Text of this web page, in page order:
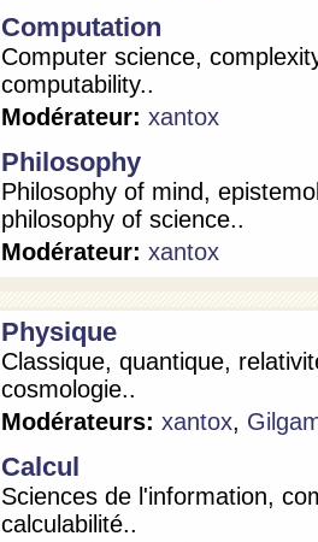
Computation
Computer science,
computability..
Modérateur: xantox
Philosophy
Philosophy of mind,
philosophy of science..
Modérateur: xantox
Physique
Classique, quantique,
cosmologie..
Modérateurs: xantox,
Calcul
Sciences de l'information,
calculabilité..